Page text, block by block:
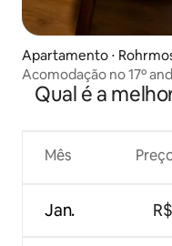
Apartamento ⋅
Acomodação no 17º
Piscina e terraço
Qual é a
Mês
Jan.